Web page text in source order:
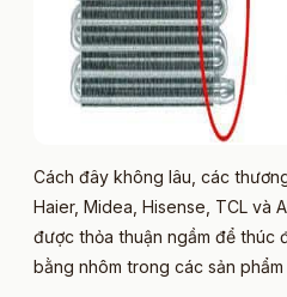
Cách đây không lâu, các
Haier, Midea, Hisense, TCL và
được thỏa thuận ngầm để thúc
bằng nhôm trong các sản